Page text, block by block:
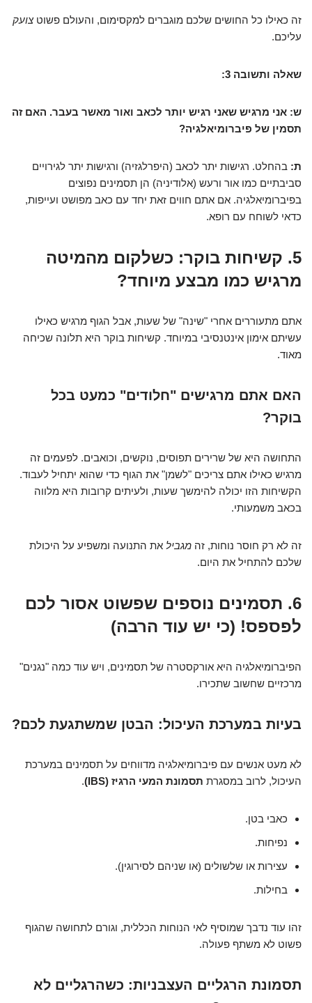
זה כאילו כל החושים שלכם מוגברים למקסימום, והעולם פשוטצועק
עליכם.
שאלה ותשובה 3:
ש: אני מרגיש שאני רגיש יותר לכאב ואור מאשר בעבר. האם זה
תסמין של פיברומיאלגיה?
ת: בהחלט. רגישות יתר לכאב (היפרלגזיה) ורגישות יתר לגירויים
סביבתיים כמו אור ורעש (אלודיניה) הן תסמינים נפוצים
בפיברומיאלגיה. אם אתם חווים זאת יחד עם כאב מפושט ועייפות,
כדאי לשוחח עם רופא.
5. קשיחות בוקר: כשלקום מהמיטה
מרגיש כמו מבצע מיוחד?
אתם מתעוררים אחרי "שינה" של שעות, אבל הגוף מרגיש כאילו
עשיתם אימון אינטנסיבי במיוחד. קשיחות בוקר היא תלונה שכיחה
מאוד.
האם אתם מרגישים "חלודים" כמעט בכל
בוקר?
התחושה היא של שרירים תפוסים, נוקשים, וכואבים. לפעמים זה
מרגיש כאילו אתם צריכים "לשמן" את הגוף כדי שהוא יתחיל לעבוד.
הקשיחות הזו יכולה להימשך שעות, ולעיתים קרובות היא מלווה
בכאב משמעותי.
זה לא רק חוסר נוחות, זה מגביל את התנועה ומשפיע על היכולת
שלכם להתחיל את היום.
6. תסמינים נוספים שפשוט אסור לכם
לפספס! (כי יש עוד הרבה)
הפיברומיאלגיה היא אורקסטרה של תסמינים, ויש עוד כמה "נגנים"
מרכזיים שחשוב שתכירו.
בעיות במערכת העיכול: הבטן שמשתגעת לכם?
לא מעט אנשים עם פיברומיאלגיה מדווחים על תסמינים במערכת
העיכול, לרוב במסגרת תסמונת המעי הרגיז (IBS) .
כאבי בטן.
נפיחות.
עצירות או שלשולים (או שניהם לסירוגין).
בחילות.
זהו עוד נדבך שמוסיף לאי הנוחות הכללית, וגורם לתחושה שהגוף
פשוט לא משתף פעולה.
תסמונת הרגליים העצבניות: כשהרגליים לא